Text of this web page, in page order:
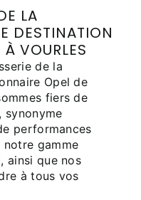
LA
DESTINATION
VOURLES
de la
Opel de
fiers de
synonyme
performances
gamme
ainsi que nos
à tous vos